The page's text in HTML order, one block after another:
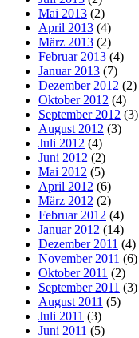
Mai 2013 (2)
April 2013 (4)
März 2013 (2)
Februar 2013 (4)
Januar 2013 (7)
Dezember 2012 (2)
Oktober 2012 (4)
September 2012 (3)
August 2012 (3)
Juli 2012 (4)
Juni 2012 (2)
Mai 2012 (5)
April 2012 (6)
März 2012 (2)
Februar 2012 (4)
Januar 2012 (14)
Dezember 2011 (4)
November 2011 (6)
Oktober 2011 (2)
September 2011 (3)
August 2011 (5)
Juli 2011 (3)
Juni 2011 (5)